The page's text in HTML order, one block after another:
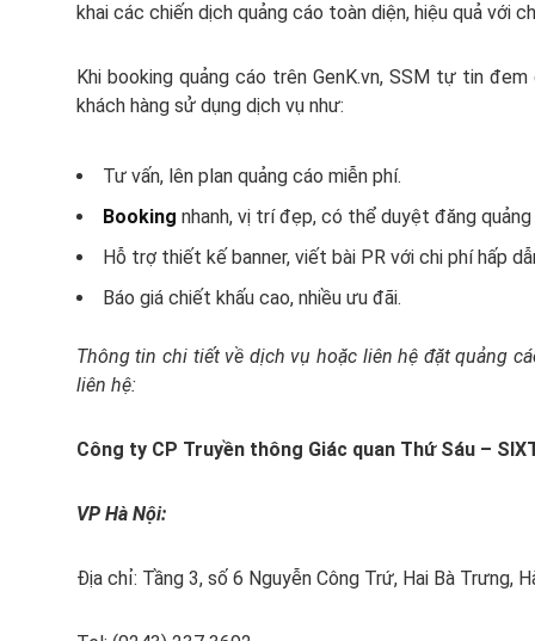
khai các chiến dịch quảng cáo toàn diện, hiệu quả với
Khi booking quảng cáo trên GenK.vn, SSM tự tin
khách hàng sử dụng dịch vụ như:
Tư vấn, lên plan quảng cáo miễn phí.
Booking nhanh, vị trí đẹp, có thể duyệt đăng
Hỗ trợ thiết kế banner, viết bài PR với chi phí hấp
Báo giá chiết khấu cao, nhiều ưu đãi.
Thông tin chi tiết về dịch vụ hoặc liên hệ đặt quảng
liên hệ:
Công ty CP Truyền thông Giác quan Thứ Sáu –
VP Hà Nội:
Địa chỉ: Tầng 3, số 6 Nguyễn Công Trứ, Hai Bà Trưng,